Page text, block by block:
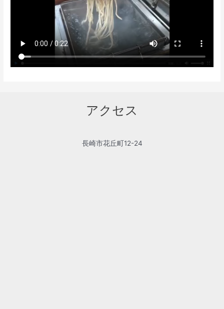
アクセス
長崎市花丘町12-24